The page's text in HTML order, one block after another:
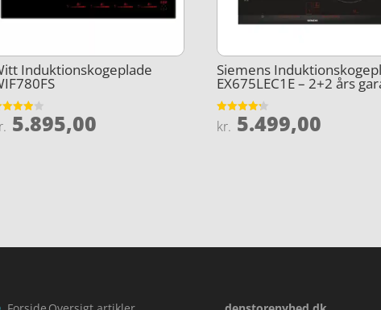
Induktionskogeplade
5.895,00
Siemens
EX675LEC1E – 2+2 års
Vurderet
4.2
kr. 5.499,00